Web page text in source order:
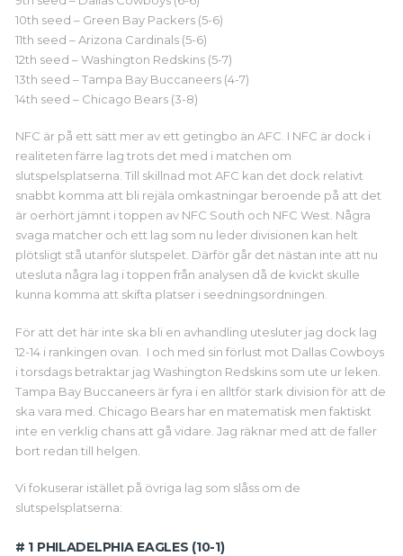
10th seed – Green Bay Packers (5-6)
11th seed – Arizona Cardinals (5-6)
12th seed – Washington Redskins (5-7)
13th seed – Tampa Bay Buccaneers (4-7)
14th seed – Chicago Bears (3-8)
NFC är på ett sätt mer av ett getingbo än AFC. I NFC är dock i
realiteten färre lag trots det med i matchen om
slutspelsplatserna. Till skillnad mot AFC kan det dock relativt
snabbt komma att bli rejäla omkastningar beroende på att det
är oerhört jämnt i toppen av NFC South och NFC West. Några
svaga matcher och ett lag som nu leder divisionen kan helt
plötsligt stå utanför slutspelet. Därför går det nästan inte att nu
utesluta några lag i toppen från analysen då de kvickt skulle
kunna komma att skifta platser i seedningsordningen.
För att det här inte ska bli en avhandling utesluter jag dock lag
12-14 i rankingen ovan. I och med sin förlust mot Dallas Cowboys
i torsdags betraktar jag Washington Redskins som ute ur leken.
Tampa Bay Buccaneers är fyra i en alltför stark division för att de
ska vara med. Chicago Bears har en matematisk men faktiskt
inte en verklig chans att gå vidare. Jag räknar med att de faller
bort redan till helgen.
Vi fokuserar istället på övriga lag som slåss om de
slutspelsplatserna:
# 1 PHILADELPHIA EAGLES (10-1)